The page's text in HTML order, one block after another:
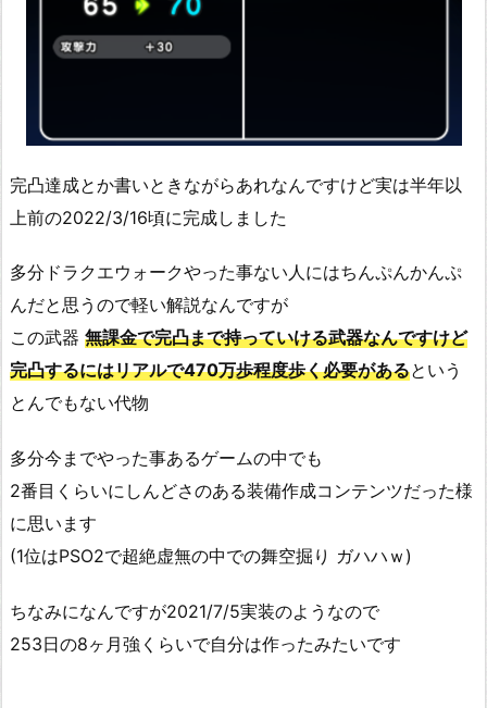
完凸達成とか書いときながらあれなんですけど実は半年以
上前の2022/3/16頃に完成しました
多分ドラクエウォークやった事ない人にはちんぷんかんぷ
んだと思うので軽い解説なんですが
この武器 無課金で完凸まで持っていける武器なんですけど
完凸するにはリアルで470万歩程度歩く必要があるという
とんでもない代物
多分今までやった事あるゲームの中でも
2番目くらいにしんどさのある装備作成コンテンツだった様
に思います
(1位はPSO2で超絶虚無の中での舞空掘り ガハハｗ)
ちなみになんですが2021/7/5実装のようなので
253日の8ヶ月強くらいで自分は作ったみたいです